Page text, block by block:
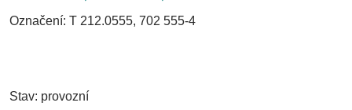
Označení: T 212.0555, 702 555-4
Stav: provozní